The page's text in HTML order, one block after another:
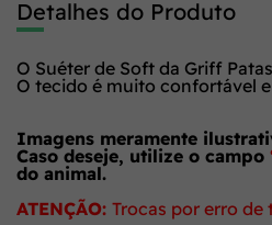
Detalhes do Produto
O Suéter de Soft da Griff Patas
O tecido é muito confortável
Imagens meramente
Caso deseje, utilize o campo
do animal.
ATENÇÃO: Trocas por erro